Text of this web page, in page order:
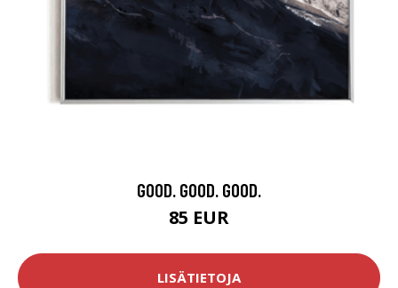
GOOD. GOOD. GOOD.
85 EUR
LISÄTIETOJA